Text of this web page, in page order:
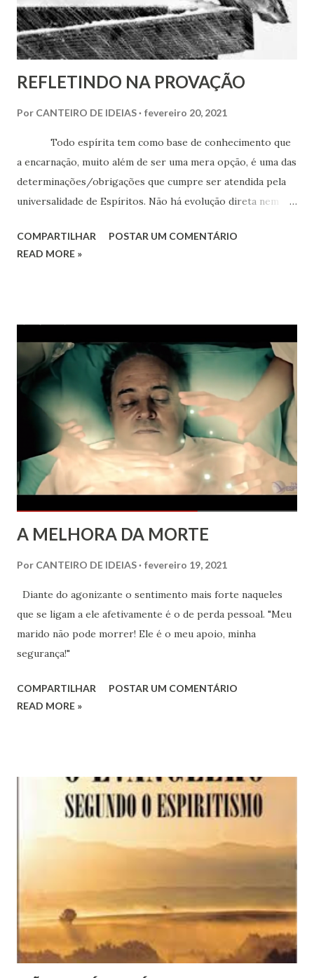
REFLETINDO NA PROVAÇÃO
Por CANTEIRO DE IDEIAS fevereiro 20, 2021
Todo espírita tem como base de conhecimento que
a encarnação, muito além de ser uma mera opção, é uma das
determinações/obrigações que cumpre ser atendida pela
universalidade de Espíritos. Não há evolução direta nem
cumprindo etapas de renascimentos, apenas com variações
dependentes do mundo físico onde isso se dê. Daí o mal e o
oportunidade para que o debate de conceitos traga novos
aprendizados a partir da discussão de atitudes e costumes
que fomentam as relações sociais e decretam o estilo de
vida da humanidade.
COMPARTILHAR
POSTAR UM COMENTÁRIO
READ MORE »
A MELHORA DA MORTE
Por CANTEIRO DE IDEIAS fevereiro 19, 2021
Diante do agonizante o sentimento mais forte naqueles
que se ligam a ele afetivamente é o de perda pessoal. "Meu
marido não pode morrer! Ele é o meu apoio, minha
segurança!"
COMPARTILHAR
POSTAR UM COMENTÁRIO
READ MORE »